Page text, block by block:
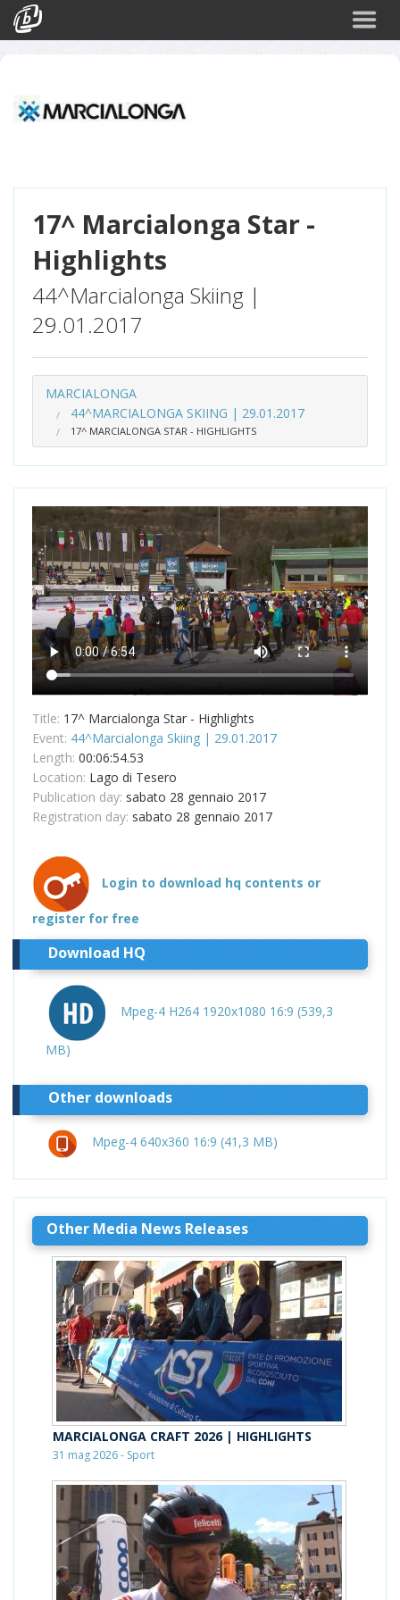
17^ Marcialonga Star -
Highlights
44^Marcialonga Skiing |
29.01.2017
MARCIALONGA
44^MARCIALONGA SKIING | 29.01.2017
17^ MARCIALONGA STAR - HIGHLIGHTS
Title: 17^ Marcialonga Star - Highlights
Event: 44^Marcialonga Skiing | 29.01.2017
Length: 00:06:54.53
Location: Lago di Tesero
Publication day: sabato 28 gennaio 2017
Registration day: sabato 28 gennaio 2017
Login to download hq contents or
register for free
Download HQ
Mpeg-4 H264 1920x1080 16:9 (539,3
MB)
Other downloads
Mpeg-4 640x360 16:9 (41,3 MB)
Other Media News Releases
MARCIALONGA CRAFT 2026 | HIGHLIGHTS
31 mag 2026 - Sport